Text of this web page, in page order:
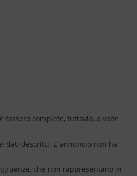
fossero complete, tuttavia, a volte
descritti. L’ annuncio non ha
che non rappresentano in